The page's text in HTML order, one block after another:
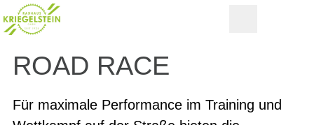
ROAD RACE
Für maximale Performance im Training und